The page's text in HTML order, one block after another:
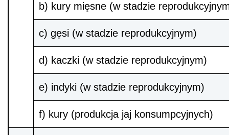
b) kury mięsne (w stadzie
c) gęsi (w stadzie reprodukcyjnym)
d) kaczki (w stadzie reprodukcyjnym)
e) indyki (w stadzie reprodukcyjnym)
f) kury (produkcja jaj konsumpcyjnych)